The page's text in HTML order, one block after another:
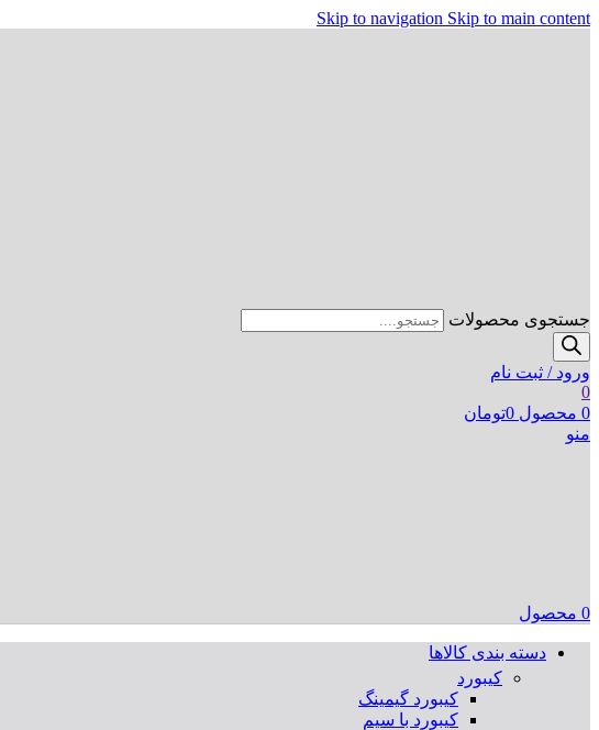
Skip to navigation Skip to main content
جستجوی محصولات
ورود / ثبت نام
0
0 محصول 0تومان
منو
0 محصول
دسته بندی کالاها
کیبورد
کیبورد گیمینگ
کیبورد با سیم